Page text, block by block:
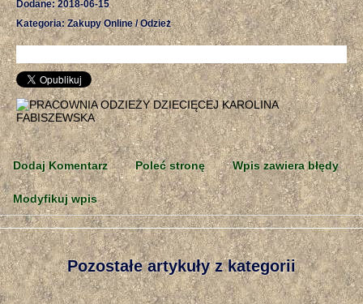
Dodane: 2018-06-15
Kategoria: Zakupy Online / Odzież
Dodaj Komentarz Poleć stronę Wpis zawiera błędy
Modyfikuj wpis
Pozostałe artykuły z kategorii